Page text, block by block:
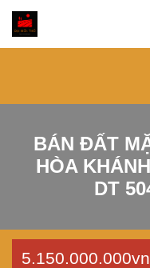
BÁN ĐẤT
HÒA
DT